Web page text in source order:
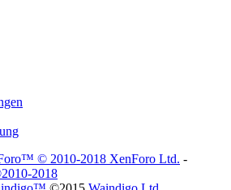
© 2010-2018 XenForo Ltd. -
2018